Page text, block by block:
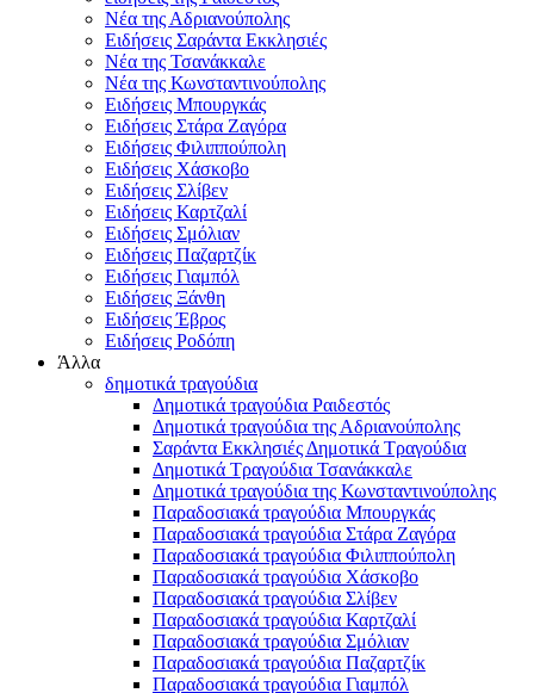
Νέα της Αδριανούπολης
Ειδήσεις Σαράντα Εκκλησιές
Νέα της Τσανάκκαλε
Νέα της Κωνσταντινούπολης
Ειδήσεις Μπουργκάς
Ειδήσεις Στάρα Ζαγόρα
Ειδήσεις Φιλιππούπολη
Ειδήσεις Χάσκοβο
Ειδήσεις Σλίβεν
Ειδήσεις Καρτζαλί
Ειδήσεις Σμόλιαν
Ειδήσεις Παζαρτζίκ
Ειδήσεις Γιαμπόλ
Ειδήσεις Ξάνθη
Ειδήσεις Έβρος
Ειδήσεις Ροδόπη
Άλλα
δημοτικά τραγούδια
Δημοτικά τραγούδια Ραιδεστός
Δημοτικά τραγούδια της Αδριανούπολης
Σαράντα Εκκλησιές Δημοτικά Τραγούδια
Δημοτικά Τραγούδια Τσανάκκαλε
Δημοτικά τραγούδια της Κωνσταντινούπολης
Παραδοσιακά τραγούδια Μπουργκάς
Παραδοσιακά τραγούδια Στάρα Ζαγόρα
Παραδοσιακά τραγούδια Φιλιππούπολη
Παραδοσιακά τραγούδια Χάσκοβο
Παραδοσιακά τραγούδια Σλίβεν
Παραδοσιακά τραγούδια Καρτζαλί
Παραδοσιακά τραγούδια Σμόλιαν
Παραδοσιακά τραγούδια Παζαρτζίκ
Παραδοσιακά τραγούδια Γιαμπόλ